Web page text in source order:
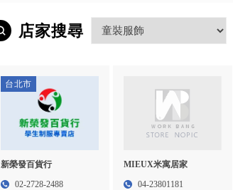
店家搜尋
台北市
新榮發百貨行
02-2728-2488
MIEUX米寓居家
04-23801181